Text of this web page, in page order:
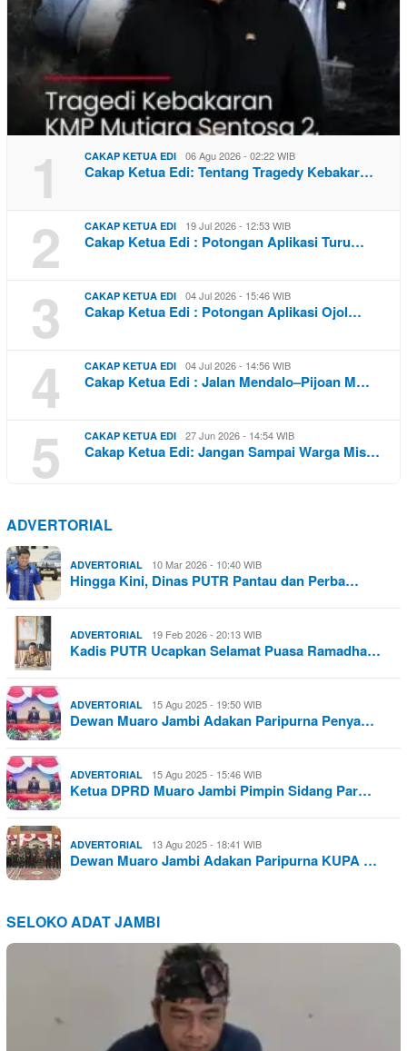
1 CAKAP KETUA EDI 06 Agu 2026 - 02:22 WIB
Cakap Ketua Edi: Tentang Tragedy Kebakar…
2 CAKAP KETUA EDI 19 Jul 2026 - 12:53 WIB
Cakap Ketua Edi : Potongan Aplikasi Turu…
3 CAKAP KETUA EDI 04 Jul 2026 - 15:46 WIB
Cakap Ketua Edi : Potongan Aplikasi Ojol…
4 CAKAP KETUA EDI 04 Jul 2026 - 14:56 WIB
Cakap Ketua Edi : Jalan Mendalo–Pijoan M…
5 CAKAP KETUA EDI 27 Jun 2026 - 14:54 WIB
Cakap Ketua Edi: Jangan Sampai Warga Mis…
ADVERTORIAL
ADVERTORIAL 10 Mar 2026 - 10:40 WIB
Hingga Kini, Dinas PUTR Pantau dan Perba…
ADVERTORIAL 19 Feb 2026 - 20:13 WIB
Kadis PUTR Ucapkan Selamat Puasa Ramadha…
ADVERTORIAL 15 Agu 2025 - 19:50 WIB
Dewan Muaro Jambi Adakan Paripurna Penya…
ADVERTORIAL 15 Agu 2025 - 15:46 WIB
Ketua DPRD Muaro Jambi Pimpin Sidang Par…
ADVERTORIAL 13 Agu 2025 - 18:41 WIB
Dewan Muaro Jambi Adakan Paripurna KUPA …
SELOKO ADAT JAMBI